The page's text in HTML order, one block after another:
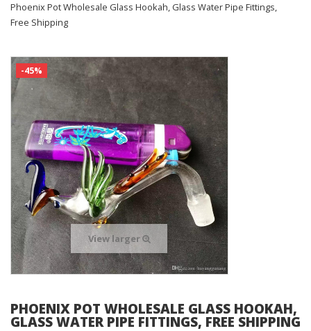
Phoenix Pot Wholesale Glass Hookah, Glass Water Pipe Fittings,
Free Shipping
-45%
View larger
PHOENIX POT WHOLESALE GLASS HOOKAH,
GLASS WATER PIPE FITTINGS, FREE SHIPPING